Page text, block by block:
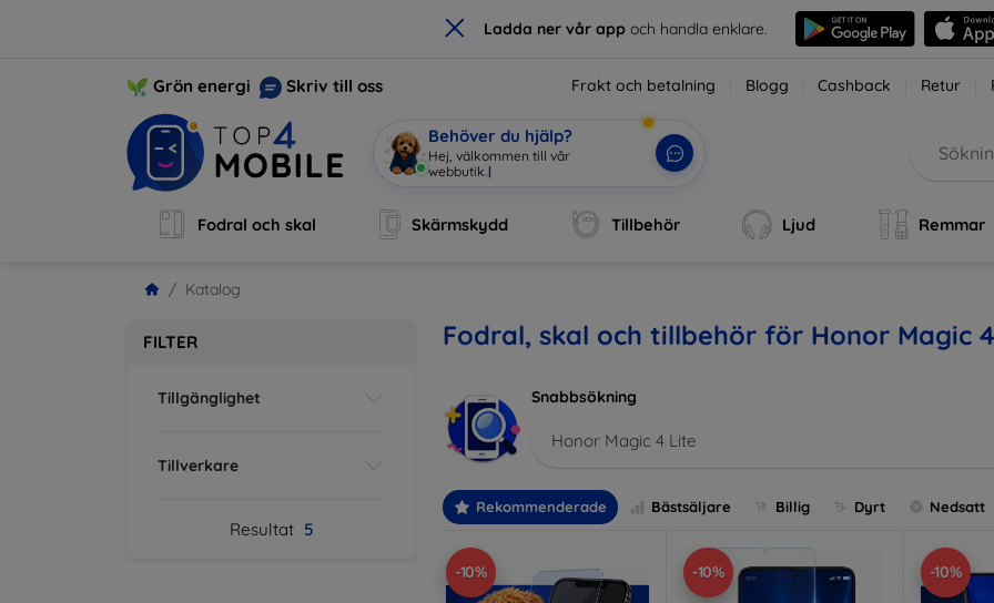
× Ladda ner vår app och handla enklare.
Grön energi Skriv till oss Frakt och betalning Blogg Cashback Retur
Behöver du hjälp?
Hej, välkommen till vår web
Fodral och skal Skärmskydd Tillbehör Ljud Remmar
Katalog
FILTER
Tillgänglighet
Tillverkare
Resultat 5
Fodral, skal och tillbehör för Honor Magic
Snabbsökning
Honor Magic 4 Lite
Rekommenderade Bästsäljare Billig Dyrt Nedsatt
-10% -10% -10%